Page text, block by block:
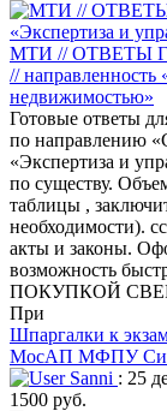
МТИ // ОТВЕТЫ
// направленность
недвижимостью»
Готовые ответы
по направлению
«Экспертиза и
по существу.
таблицы ,
необходимости).
акты и законы.
возможность
ПОКУПКОЙ
При
Шпаргалки к
МосАП МФПУ
Sanni : 25
1500 руб.